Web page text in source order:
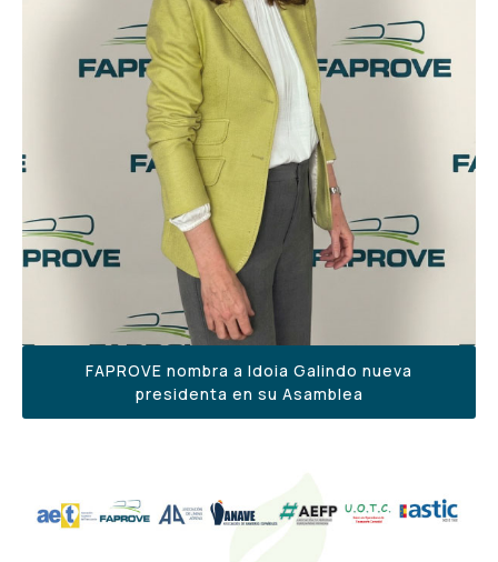
FAPROVE nombra a Idoia Galindo nueva
presidenta en su Asamblea